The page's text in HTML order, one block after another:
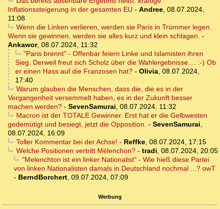
Inflationssteigerung in der gesamten EU - Andree, 08.07.2024,
11:08
Wenn die Linken verlieren, werden sie Paris in Trümmer legen.
Wenn sie gewinnen, werden sie alles kurz und klein schlagen. -
Ankawor, 08.07.2024, 11:32
"Paris brennt" - Offenbar feiern Linke und Islamisten ihren
Sieg. Derweil freut sich Scholz über die Wahlergebnisse.... :-) Ob
er einen Hass auf die Franzosen hat? - Olivia, 08.07.2024,
17:40
Warum glauben die Menschen, dass die, die es in der
Vergangenheit versemmelt haben, es in der Zukunft besser
machen werden? - SevenSamurai, 08.07.2024, 11:32
Macron ist der TOTALE Gewinner. Erst hat er die Gelbwesten
gedemütigt und besiegt, jetzt die Opposition. - SevenSamurai,
08.07.2024, 16:09
Toller Kommentar bei der Achse! - Reffke, 08.07.2024, 17:15
Welche Positionen vertritt Mélenchon?- tradi, 08.07.2024, 20:05
"Melenchton ist ein linker Nationalist" - Wie hieß diese Partei
von linken Nationalisten damals in Deutschland nochmal ...? owT
- BerndBorchert, 09.07.2024, 07:09
Werbung